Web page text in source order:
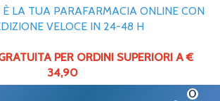
LA TUA PARAFARMACIA ONLINE CON
VELOCE IN 24-48 H
PER ORDINI SUPERIORI A €
34,90
0